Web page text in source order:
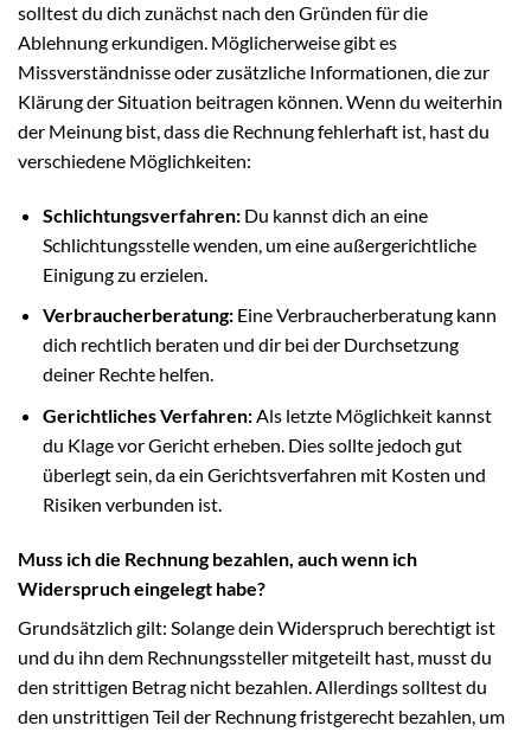
solltest du dich zunächst nach den Gründen für die
Ablehnung erkundigen. Möglicherweise gibt es
Missverständnisse oder zusätzliche Informationen, die zur
Klärung der Situation beitragen können. Wenn du weiterhin
der Meinung bist, dass die Rechnung fehlerhaft ist, hast du
verschiedene Möglichkeiten:
Schlichtungsverfahren:Du kannst dich an eine
Schlichtungsstelle wenden, um eine außergerichtliche
Einigung zu erzielen.
Verbraucherberatung:Eine Verbraucherberatung kann
dich rechtlich beraten und dir bei der Durchsetzung
deiner Rechte helfen.
Gerichtliches Verfahren:Als letzte Möglichkeit kannst
du Klage vor Gericht erheben. Dies sollte jedoch gut
überlegt sein, da ein Gerichtsverfahren mit Kosten und
Risiken verbunden ist.
Muss ich die Rechnung bezahlen, auch wenn ich
Widerspruch eingelegt habe?
Grundsätzlich gilt: Solange dein Widerspruch berechtigt ist
und du ihn dem Rechnungssteller mitgeteilt hast, musst du
den strittigen Betrag nicht bezahlen. Allerdings solltest du
den unstrittigen Teil der Rechnung fristgerecht bezahlen, um